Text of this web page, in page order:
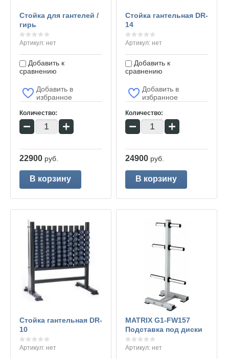
Стойка для гантелей /
гирь
Артикул: нет
Добавить к
сравнению
Добавить в
избранное
Количество:
− +
22900 руб.
В корзину
Стойка гантельная DR-
14
Артикул:нет
Добавить к
сравнению
Добавить в
избранное
Количество:
− +
24900 руб.
В корзину
Стойка гантельная DR-
10
Артикул: нет
MATRIX G1-FW157
Подставка под диски
Артикул:нет